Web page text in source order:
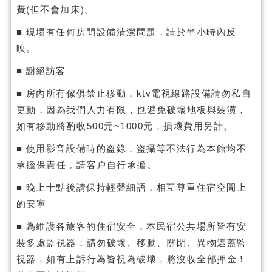
費(但不會加床)。
■ 現場有任何房間設備清潔問題，請於半小時內反
映。
■ 謝絕訪客
■ 房內所有傢俱禁止移動，ktv電視線路設備請勿私自
更動，因為我們人力有限，也避免破壞地板與裝潢，
如有移動將酌收500元~1000元，損壞費用另計。
■ 使用影音設備時的盗錄，盗攝等不法行為本館均不
承擔保責任，請客户自行承擔。
■ 晚上十點後請保持輕聲細語，相互尊重住宿空間上
的安寧
■ 為維護各旅客的住宿安全，本民宿公共場所皆有安
裝多處監視器；請勿破壞、移動、關閉、異物遮蓋監
視器，如有上訴行為皆視為破壞，將沒收全部押金！